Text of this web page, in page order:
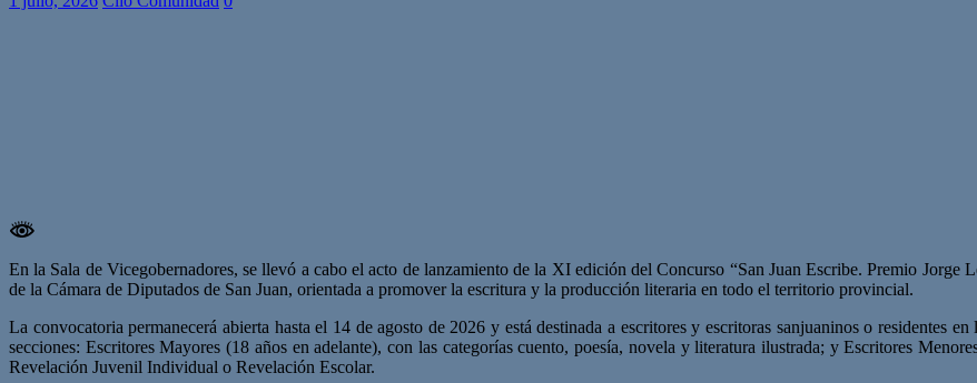
En la Sala de Vicegobernadores, se llevó a cabo el acto de lanzamiento de la XI edición del Concurso “San Juan Escribe. Premio
de la Cámara de Diputados de San Juan, orientada a promover la escritura y la producción literaria en todo el territorio provincial.
La convocatoria permanecerá abierta hasta el 14 de agosto de 2026 y está destinada a escritores y escritoras sanjuaninos o residentes
secciones: Escritores Mayores (18 años en adelante), con las categorías cuento, poesía, novela y literatura ilustrada; y Escritores
Revelación Juvenil Individual o Revelación Escolar.